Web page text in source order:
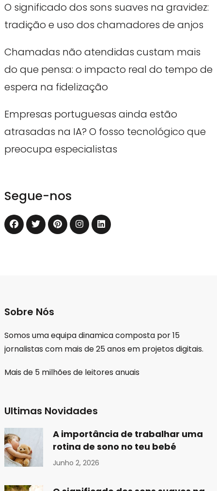
O significado dos sons suaves na gravidez:
tradição e uso dos chamadores de anjos
Chamadas não atendidas custam mais
do que pensa: o impacto real do tempo de
espera na fidelização
Empresas portuguesas ainda estão
atrasadas na IA? O fosso tecnológico que
preocupa especialistas
Segue-nos
Sobre Nós
Somos uma equipa dinamica composta por 15
jornalistas com mais de 25 anos em projetos digitais.
Mais de 5 milhões de leitores anuais
Ultimas Novidades
A importância de trabalhar uma
rotina de sono no teu bebé
Junho 2, 2026